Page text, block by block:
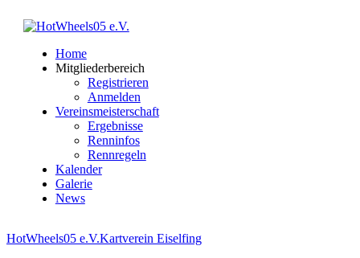
Home
Mitgliederbereich
Registrieren
Anmelden
Vereinsmeisterschaft
Ergebnisse
Renninfos
Rennregeln
Kalender
Galerie
News
HotWheels05 e.V.Kartverein Eiselfing